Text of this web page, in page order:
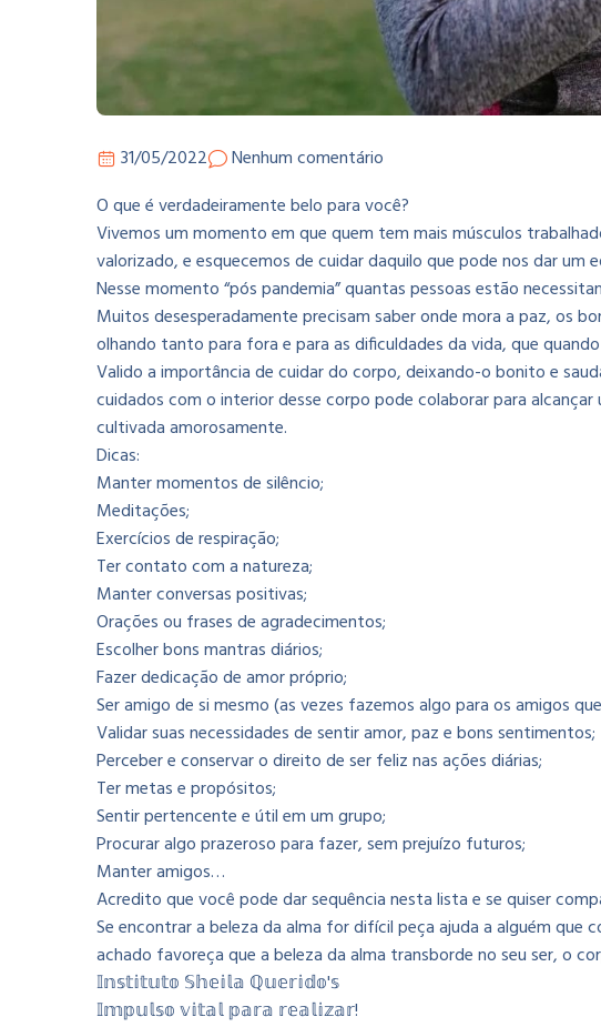
31/05/2022
Nenhum comentário
O que é verdadeiramente belo para você?
Vivemos um momento em que quem tem mais músculos
valorizado, e esquecemos de cuidar daquilo que pode nos dar um
Nesse momento “pós pandemia” quantas pessoas estão
Muitos desesperadamente precisam saber onde mora a paz, os
olhando tanto para fora e para as dificuldades da vida, que
Valido a importância de cuidar do corpo, deixando-o bonito e
cuidados com o interior desse corpo pode colaborar para
cultivada amorosamente.
Dicas:
Manter momentos de silêncio;
Meditações;
Exercícios de respiração;
Ter contato com a natureza;
Manter conversas positivas;
Orações ou frases de agradecimentos;
Escolher bons mantras diários;
Fazer dedicação de amor próprio;
Ser amigo de si mesmo (as vezes fazemos algo para os amigos
Validar suas necessidades de sentir amor, paz e bons sentimentos;
Perceber e conservar o direito de ser feliz nas ações diárias;
Ter metas e propósitos;
Sentir pertencente e útil em um grupo;
Procurar algo prazeroso para fazer, sem prejuízo futuros;
Manter amigos…
Acredito que você pode dar sequência nesta lista e se quiser
Se encontrar a beleza da alma for difícil peça ajuda a alguém que
achado favoreça que a beleza da alma transborde no seu ser, o
𝕀𝕟𝕤𝕥𝕚𝕥𝕦𝕥𝕠 𝕊𝕙𝕖𝕚𝕝𝕒 ℚ𝕦𝕖𝕣𝕚𝕕𝕠'𝕤
𝕀𝕞𝕡𝕦𝕝𝕤𝕠 𝕧𝕚𝕥𝕒𝕝 𝕡𝕒𝕣𝕒 𝕣𝕖𝕒𝕝𝕚𝕫𝕒𝕣!